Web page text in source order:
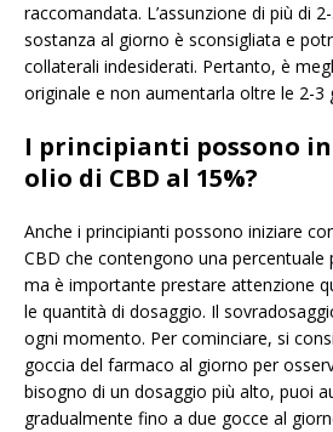
raccomandata. L’assunzione di più di
sostanza al giorno è sconsigliata e
collaterali indesiderati. Pertanto, è
originale e non aumentarla oltre le 2-3
I principianti possono
olio di CBD al 15%?
Anche i principianti possono iniziare
CBD che contengono una
ma è importante prestare attenzione
le quantità di dosaggio. Il
ogni momento. Per cominciare, si
goccia del farmaco al giorno per
bisogno di un dosaggio più alto, puoi
gradualmente fino a due gocce al